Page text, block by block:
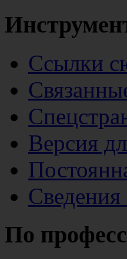
Ссылки
Версия
Сведения
По